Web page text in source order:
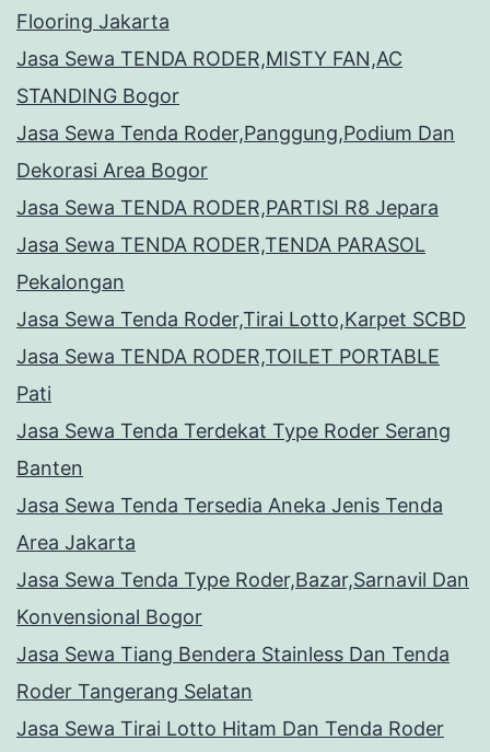
Flooring Jakarta
Jasa Sewa TENDA RODER,MISTY FAN,AC
STANDING Bogor
Jasa Sewa Tenda Roder,Panggung,Podium Dan
Dekorasi Area Bogor
Jasa Sewa TENDA RODER,PARTISI R8 Jepara
Jasa Sewa TENDA RODER,TENDA PARASOL
Pekalongan
Jasa Sewa Tenda Roder,Tirai Lotto,Karpet SCBD
Jasa Sewa TENDA RODER,TOILET PORTABLE
Pati
Jasa Sewa Tenda Terdekat Type Roder Serang
Banten
Jasa Sewa Tenda Tersedia Aneka Jenis Tenda
Area Jakarta
Jasa Sewa Tenda Type Roder,Bazar,Sarnavil Dan
Konvensional Bogor
Jasa Sewa Tiang Bendera Stainless Dan Tenda
Roder Tangerang Selatan
Jasa Sewa Tirai Lotto Hitam Dan Tenda Roder